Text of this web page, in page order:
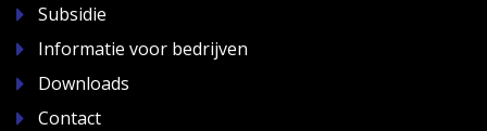
Subsidie
Informatie voor bedrijven
Downloads
Contact